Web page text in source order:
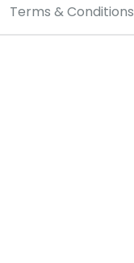
Terms & Conditions